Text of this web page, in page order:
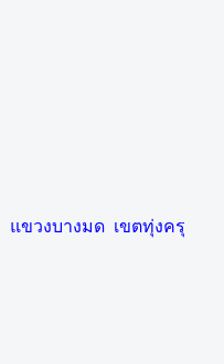
แขวงบางมด เขตทุ่งครุ